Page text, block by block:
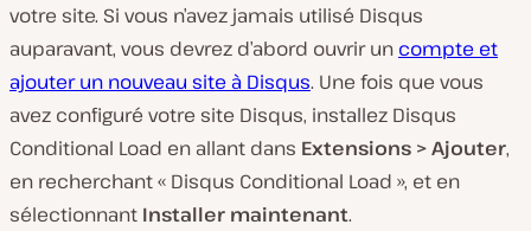
votre site. Si vous n’avez jamais utilisé Disqus
auparavant, vous devrez d’abord ouvrir un compte et
ajouter un nouveau site à Disqus. Une fois que vous
avez configuré votre site Disqus, installez Disqus
Conditional Load en allant dans Extensions > Ajouter,
en recherchant « Disqus Conditional Load », et en
sélectionnant Installer maintenant.